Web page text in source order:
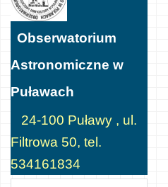
Obserwatorium
Astronomiczne w
Puławach
24-100 Puławy , ul.
Filtrowa 50, tel.
534161834